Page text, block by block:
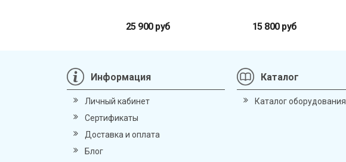
25 900 руб 15 800 руб
Информация
Личный кабинет
Сертификаты
Доставка и оплата
Блог
Каталог
Каталог оборудования